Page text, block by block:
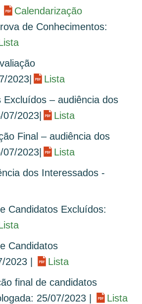
Calendarização
de Conhecimentos:
2023|
Lista
Excluídos – audiência dos
2023|
Lista
Final – audiência dos
2023|
Lista
dos Interessados -
Candidatos Excluídos:
Candidatos
2023 |
Lista
final de candidatos
25/07/2023 |
Lista